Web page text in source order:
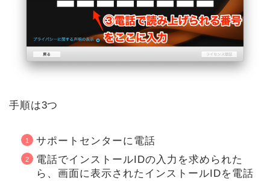
手順は3つ
サポートセンターに電話
電話でインストールIDの入力を求められた
ら、画面に表示されたインストールIDを電話